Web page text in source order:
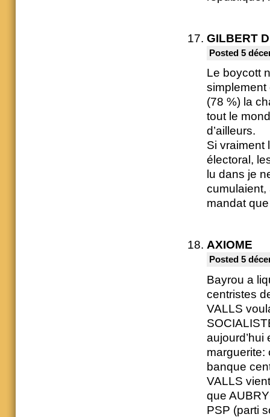
GILBERT
Posted 5
Le boycott
simplement
(78 %) la
tout le
d’ailleurs.
Si vraiment
électoral,
lu dans je
cumulaient,
mandat
AXIOME
Posted 5
Bayrou a
centristes
VALLS
marguerite:
banque
VALLS
que
PSP (parti